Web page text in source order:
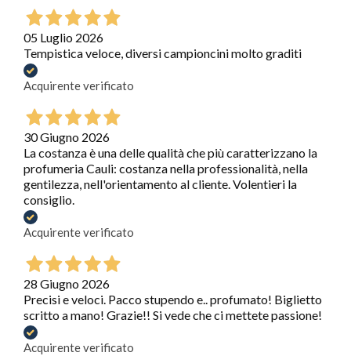
05 Luglio 2026
Tempistica veloce, diversi campioncini molto graditi
Acquirente verificato
30 Giugno 2026
La costanza è una delle qualità che più caratterizzano la
profumeria Cauli: costanza nella professionalità, nella
gentilezza, nell'orientamento al cliente. Volentieri la
consiglio.
Acquirente verificato
28 Giugno 2026
Precisi e veloci. Pacco stupendo e.. profumato! Biglietto
scritto a mano! Grazie!! Si vede che ci mettete passione!
Acquirente verificato